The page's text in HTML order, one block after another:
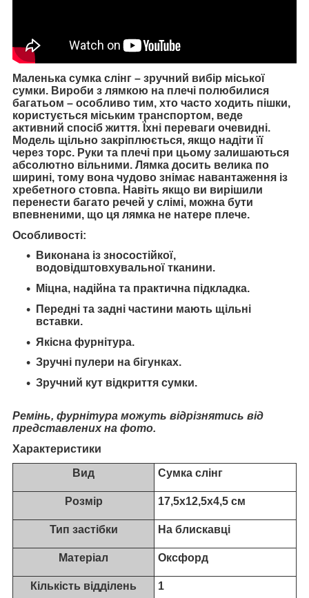
Маленька сумка слінг – зручний вибір міської
сумки. Вироби з лямкою на плечі полюбилися
багатьом – особливо тим, хто часто ходить пішки,
користується міським транспортом, веде
активний спосіб життя. Їхні переваги очевидні.
Модель щільно закріплюється, якщо надіти її
через торс. Руки та плечі при цьому залишаються
абсолютно вільними. Лямка досить велика по
ширині, тому вона чудово знімає навантаження із
хребетного стовпа. Навіть якщо ви вирішили
перенести багато речей у слімі, можна бути
впевненими, що ця лямка не натере плече.
Особливості:
Виконана із зносостійкої,
водовідштовхувальної тканини.
Міцна, надійна та практична підкладка.
Передні та задні частини мають щільні
вставки.
Якісна фурнітура.
Зручні пулери на бігунках.
Зручний кут відкриття сумки.
Ремінь, фурнітура можуть відрізнятись від
представлених на фото.
Характеристики
Вид Сумка слінг
Розмір 17,5х12,5х4,5 см
Тип застібки На блискавці
Матеріал Оксфорд
Кількість відділень 1